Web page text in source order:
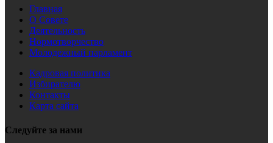
Главная
О Совете
Деятельность
Нормотворчество
Молодежный парламент
Кадровая политика
Избирателю
Контакты
Карта сайта
Следуйте за нами